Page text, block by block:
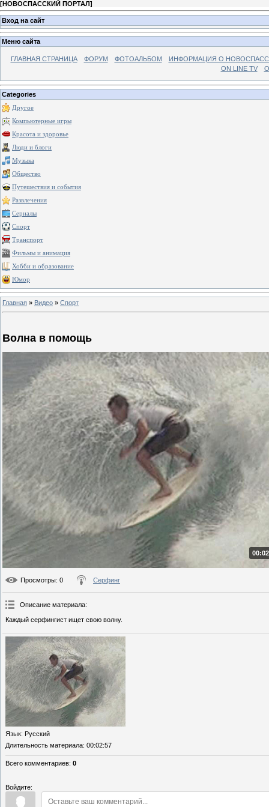
[НОВОСПАССКИЙ ПОРТАЛ]
Вход на сайт
Меню сайта
ГЛАВНАЯ СТРАНИЦА ФОРУМ ФОТОАЛЬБОМ
ИНФОРМАЦИЯ О
ON LINE TV
Categories
Другое
Компьютерные игры
Красота и здоровье
Люди и блоги
Музыка
Общество
Путешествия и события
Развлечения
Сериалы
Спорт
Транспорт
Фильмы и анимация
Хобби и образование
Юмор
Главная » Видео » Спорт
Волна в помощь
Просмотры: 0 Серфинг
Описание материала:
Каждый серфингист ищет свою волну.
Язык: Русский
Длительность материала: 00:02:57
Всего комментариев: 0
Войдите: